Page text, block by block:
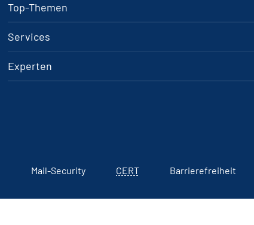
Top-Themen
Services
Experten
Mail-Security CERT Barrierefreiheit